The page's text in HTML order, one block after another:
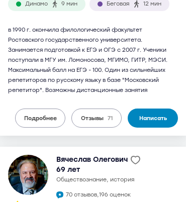
Динамо 9 мин Беговая 12 мин
в 1990 г. окончила филологический факультет
Ростовского государственного университета.
Занимается подготовкой к ЕГЭ и ОГЭ с 2007 г. Ученики
поступали в МГУ им. Ломоносова, МГИМО, ГИТР, МЭСИ.
Максимальный балл на ЕГЭ - 100. Один из сильнейших
репетиторов по русскому языку в базе "Московский
репетитор". Возможны дистанционные занятия
Подробнее Отзывы 71 Написать
Вячеслав Олегович
69 лет
обществознание, история
70 отзывов,196 оценок